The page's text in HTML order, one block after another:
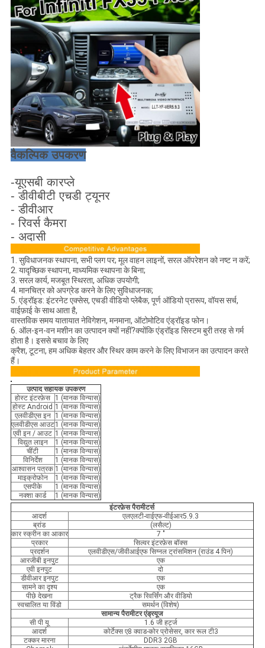
वैकल्पिक उपकरण
-यूएसबी कारप्ले
- डीवीबीटी एचडी ट्यूनर
- डीवीआर
- रिवर्स कैमरा
- अदासी
1. सुविधाजनक स्थापना, सभी प्लग पर; मूल वाहन लाइनों, सरल ऑपरेशन को नष्ट न करें;
2. यादृच्छिक स्थापना, माध्यमिक स्थापना के बिना;
3. सरल कार्य, मजबूत स्थिरता, अधिक उपयोगी;
4. मानचित्र को अपग्रेड करने के लिए सुविधाजनक;
5. एंड्रॉइड: इंटरनेट एक्सेस, एचडी वीडियो प्लेबैक, पूर्ण ऑडियो प्रारूप, वॉयस सर्च,
वाईफ़ाई के साथ आता है,
वास्तविक समय यातायात नेविगेशन, मनमाना, ऑटोमोटिव एंड्रॉइड फोन।
6. ऑल-इन-वन मशीन का उत्पादन क्यों नहीं?क्योंकि एंड्रॉइड सिस्टम बुरी तरह से गर्म
होता है। इससे बचाव के लिए
क्रैश, टूटना, हम अधिक बेहतर और स्थिर काम करने के लिए विभाजन का उत्पादन करते
हैं।
उत्पाद सहायक उपकरण
होस्ट इंटरफ़ेस
1 (मानक विन्यास)
होस्ट Android 1 (मानक विन्यास)
एलवीडीएस इन 1 (मानक विन्यास)
एलवीडीएस आउट1 (मानक विन्यास)
एवी इन / आउट 1 (मानक विन्यास)
विद्युत लाइन
1 (मानक विन्यास)
चींटी
1 (मानक विन्यास)
विनिर्देश
1 (मानक विन्यास)
आश्वासन पत्रक 1 (मानक विन्यास)
माइक्रोफ़ोन
1 (मानक विन्यास)
एसपीके
1 (मानक विन्यास)
नक्शा कार्ड
1 (मानक विन्यास)
इंटरफ़ेस पैरामीटर्स
आदर्श
एलएलटी-वाईएफ-वीईआर5.9.3
ब्रांड
(लसैल्ट)
कार स्क्रीन का आकार
7 "
प्रकार
सिल्वर इंटरफ़ेस बॉक्स
प्रदर्शन
एलवीडीएस/जीवीआईएफ सिग्नल ट्रांसमिशन (राउंड 4 पिन)
आरजीबी इनपुट
एक
एवी इनपुट
दो
डीवीआर इनपुट
एक
सामने का दृश्य
एक
पीछे देखना
ट्रैक रिवर्सिंग और वीडियो
स्वचालित या विंडो
समर्थन (विशेष)
सामान्य पैरामीटर एंड्रयूज
सी पी यू
1.6 जी हर्ट्ज
आदर्श
कोर्टेक्स ए8 क्वाड-कोर प्रोसेसर, कार रूल टी3
टक्कर मारना
DDR3 2GB